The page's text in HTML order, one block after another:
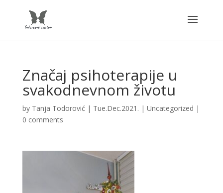
Značaj psihoterapije u
svakodnevnom životu
by Tanja Todorović | Tue.Dec.2021. | Uncategorized |
0 comments